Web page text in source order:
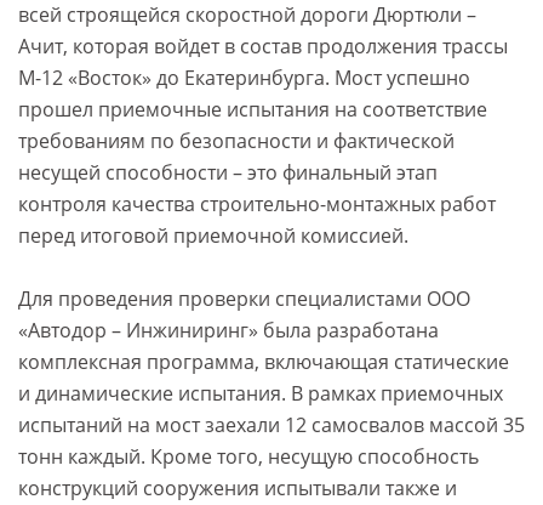
всей строящейся скоростной дороги Дюртюли –
Ачит, которая войдет в состав продолжения трассы
М-12 «Восток» до Екатеринбурга. Мост успешно
прошел приемочные испытания на соответствие
требованиям по безопасности и фактической
несущей способности – это финальный этап
контроля качества строительно-монтажных работ
перед итоговой приемочной комиссией.
Для проведения проверки специалистами ООО
«Автодор – Инжиниринг» была разработана
комплексная программа, включающая статические
и динамические испытания. В рамках приемочных
испытаний на мост заехали 12 самосвалов массой 35
тонн каждый. Кроме того, несущую способность
конструкций сооружения испытывали также и